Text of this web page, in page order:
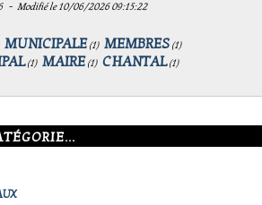
- Modifié le 10/06/2026 09:15:22
MUNICIPALE (1) MEMBRES (1)
(1) MAIRE (1) CHANTAL(1)